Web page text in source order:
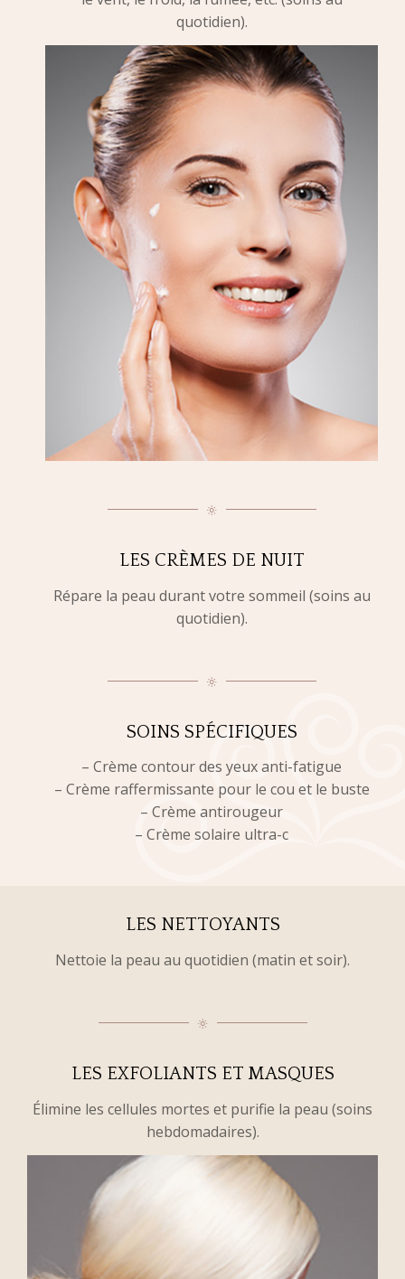
quotidien).
LES CRÈMES DE NUIT
Répare la peau durant votre sommeil (soins au
quotidien).
SOINS SPÉCIFIQUES
– Crème contour des yeux anti-fatigue
– Crème raffermissante pour le cou et le buste
– Crème antirougeur
– Crème solaire ultra-c
LES NETTOYANTS
Nettoie la peau au quotidien (matin et soir).
LES EXFOLIANTS ET MASQUES
Élimine les cellules mortes et purifie la peau (soins
hebdomadaires).